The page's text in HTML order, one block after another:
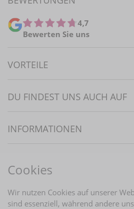
4,7
Bewerten Sie uns
VORTEILE
DU FINDEST UNS AUCH AUF
INFORMATIONEN
BRAUTINFOS
Cookies
Wir nutzen Cookies auf unserer
sind essenziell, während andere